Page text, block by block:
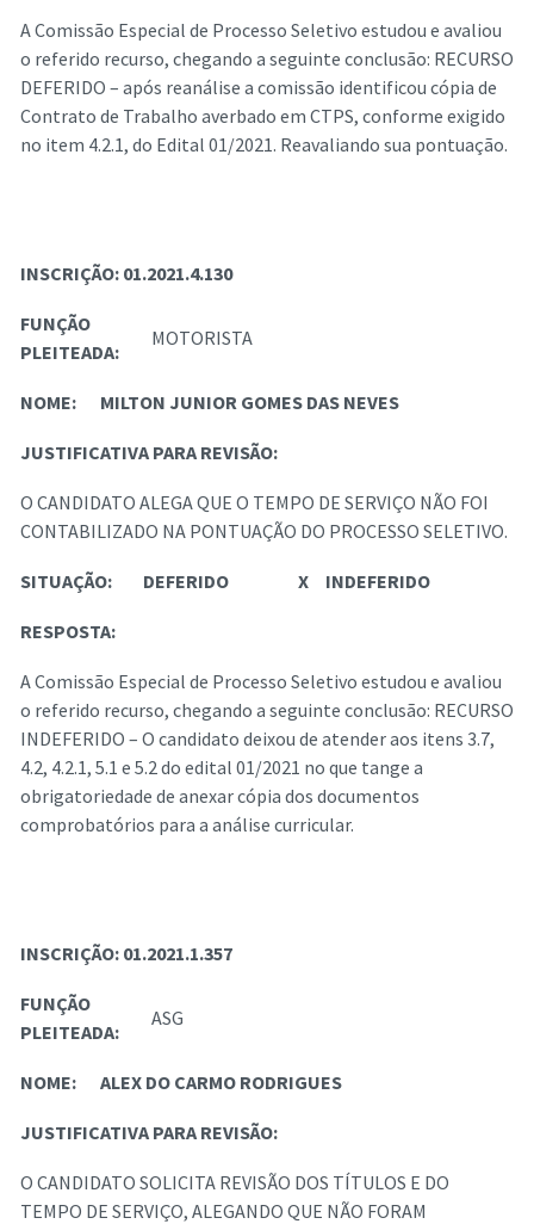
A Comissão Especial de Processo Seletivo estudou e avaliou
o referido recurso, chegando a seguinte conclusão: RECURSO
DEFERIDO – após reanálise a comissão identificou cópia de
Contrato de Trabalho averbado em CTPS, conforme exigido
no item 4.2.1, do Edital 01/2021. Reavaliando sua pontuação.
INSCRIÇÃO: 01.2021.4.130
FUNÇÃO
PLEITEADA:
MOTORISTA
NOME: MILTON JUNIOR GOMES DAS NEVES
JUSTIFICATIVA PARA REVISÃO:
O CANDIDATO ALEGA QUE O TEMPO DE SERVIÇO NÃO FOI
CONTABILIZADO NA PONTUAÇÃO DO PROCESSO SELETIVO.
SITUAÇÃO: DEFERIDO X INDEFERIDO
RESPOSTA:
A Comissão Especial de Processo Seletivo estudou e avaliou
o referido recurso, chegando a seguinte conclusão: RECURSO
INDEFERIDO – O candidato deixou de atender aos itens 3.7,
4.2, 4.2.1, 5.1 e 5.2 do edital 01/2021 no que tange a
obrigatoriedade de anexar cópia dos documentos
comprobatórios para a análise curricular.
INSCRIÇÃO: 01.2021.1.357
FUNÇÃO
PLEITEADA:
ASG
NOME: ALEX DO CARMO RODRIGUES
JUSTIFICATIVA PARA REVISÃO:
O CANDIDATO SOLICITA REVISÃO DOS TÍTULOS E DO
TEMPO DE SERVIÇO, ALEGANDO QUE NÃO FORAM